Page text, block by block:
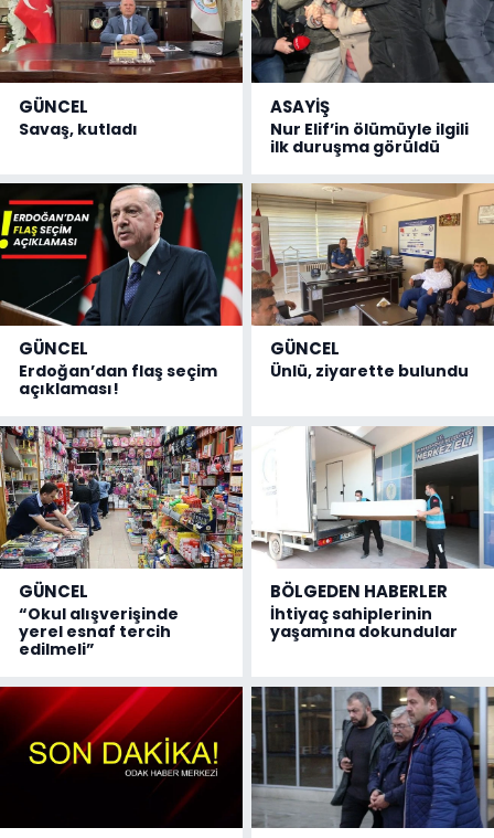
GÜNCEL
Savaş, kutladı
ASAYİŞ
Nur Elif’in ölümüyle ilgili
ilk duruşma görüldü
GÜNCEL
Erdoğan’dan flaş seçim
açıklaması!
GÜNCEL
Ünlü, ziyarette bulundu
GÜNCEL
“Okul alışverişinde
yerel esnaf tercih
edilmeli”
BÖLGEDEN HABERLER
İhtiyaç sahiplerinin
yaşamına dokundular